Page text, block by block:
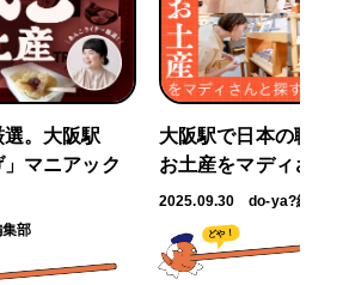
。大阪駅
」マニアック
部
大阪駅で日本の職人
お土産をマディさん
2025.09.30 do-ya?編集部
どや！